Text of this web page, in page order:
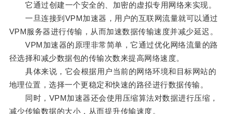
它通过创建一个安全的、加密的虚拟专用网络来实现。
一旦连接到VPM加速器，用户的互联网流量就可以通过
VPM服务器进行传输，从而加速数据传输速度并减少延迟。
VPM加速器的原理非常简单，它通过优化网络流量的路
径选择和减少数据包的传输次数来提高网络速度。
具体来说，它会根据用户当前的网络环境和目标网站的
地理位置，选择一个更稳定和快速的路径进行数据传输。
同时，VPM加速器还会使用压缩算法对数据进行压缩，
减少传输数据的大小，从而提升传输速度。